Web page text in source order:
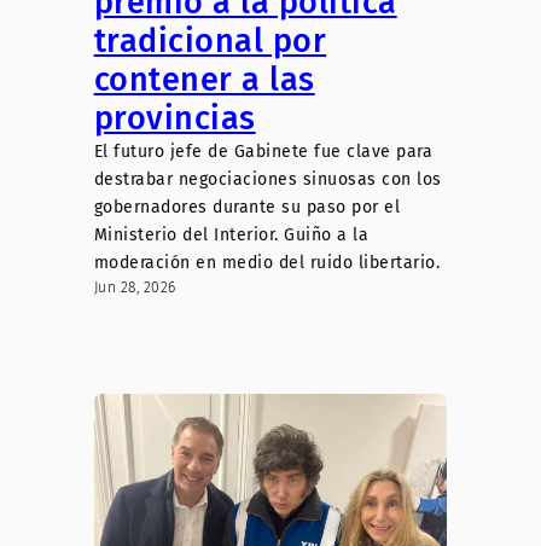
tradicional por
contener a las
provincias
El futuro jefe de Gabinete fue clave para
destrabar negociaciones sinuosas con los
gobernadores durante su paso por el
Ministerio del Interior. Guiño a la
moderación en medio del ruido libertario.
Jun 28, 2026